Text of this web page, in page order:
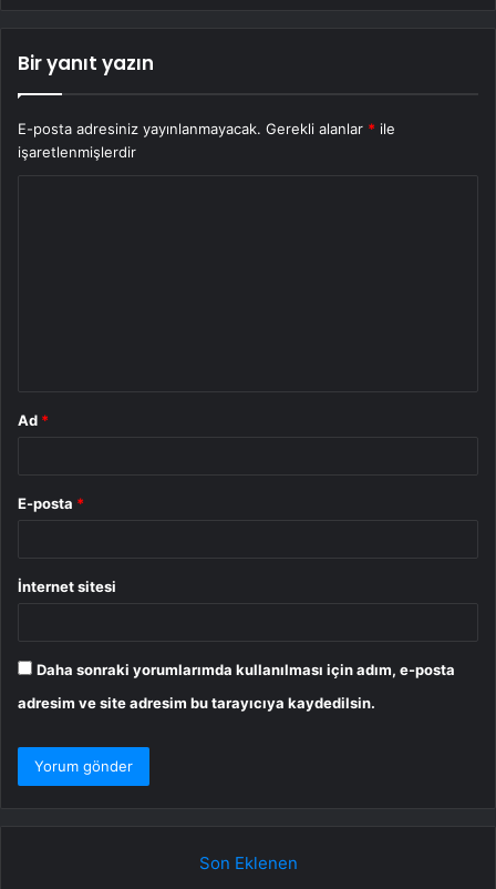
Bir yanıt yazın
E-posta adresiniz yayınlanmayacak. Gerekli alanlar * ile
işaretlenmişlerdir
Ad *
E-posta *
İnternet sitesi
Daha sonraki yorumlarımda kullanılması için adım, e-posta
adresim ve site adresim bu tarayıcıya kaydedilsin.
Son Eklenen